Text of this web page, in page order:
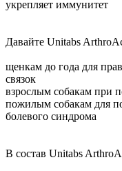
укрепляет иммунитет
Давайте Unitabs
щенкам до года для
связок
взрослым собакам при
пожилым собакам для
болевого синдрома
В состав Unitabs